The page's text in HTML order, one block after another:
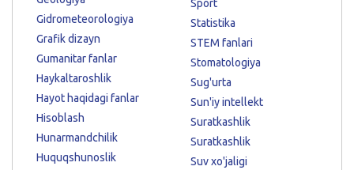
Gidrometeorologiya
Grafik dizayn
Gumanitar fanlar
Haykaltaroshlik
Hayot haqidagi fanlar
Hisoblash
Hunarmandchilik
Huquqshunoslik
Sport
Statistika
STEM fanlari
Stomatologiya
Sug'urta
Sun'iy intellekt
Suratkashlik
Suratkashlik
Suv xo'jaligi